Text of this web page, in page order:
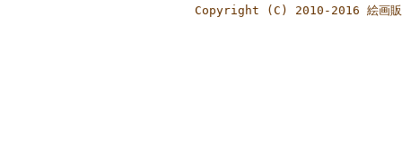
Copyright (C) 2010-2016 絵画販